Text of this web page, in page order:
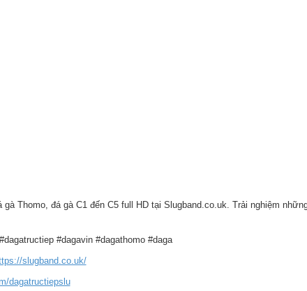
gà Thomo, đá gà C1 đến C5 full HD tại Slugband.co.uk. Trải nghiệm
#dagavin #dagathomo #daga
slugband.co.uk/
dagatructiepslu